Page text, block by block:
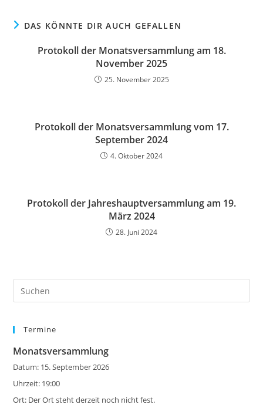
DAS KÖNNTE DIR AUCH GEFALLEN
Protokoll der Monatsversammlung am 18.
November 2025
25. November 2025
Protokoll der Monatsversammlung vom 17.
September 2024
4. Oktober 2024
Protokoll der Jahreshauptversammlung am 19.
März 2024
28. Juni 2024
Termine
Monatsversammlung
Datum: 15. September 2026
Uhrzeit: 19:00
Ort: Der Ort steht derzeit noch nicht fest.